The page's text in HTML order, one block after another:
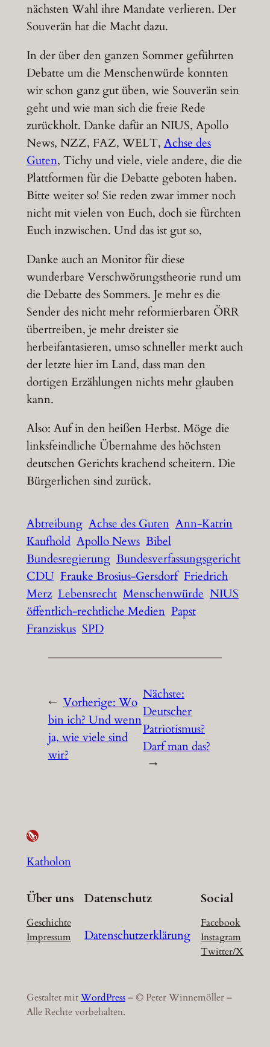
nächsten Wahl ihre Mandate verlieren. Der
Souverän hat die Macht dazu.
In der über den ganzen Sommer geführten
Debatte um die Menschenwürde konnten
wir schon ganz gut üben, wie Souverän sein
geht und wie man sich die freie Rede
zurückholt. Danke dafür an NIUS, Apollo
News, NZZ, FAZ, WELT, Achse des
Guten, Tichy und viele, viele andere, die die
Plattformen für die Debatte geboten haben.
Bitte weiter so! Sie reden zwar immer noch
nicht mit vielen von Euch, doch sie fürchten
Euch inzwischen. Und das ist gut so,
Danke auch an Monitor für diese
wunderbare Verschwörungstheorie rund um
die Debatte des Sommers. Je mehr es die
Sender des nicht mehr reformierbaren ÖRR
übertreiben, je mehr dreister sie
herbeifantasieren, umso schneller merkt auch
der letzte hier im Land, dass man den
dortigen Erzählungen nichts mehr glauben
kann.
Also: Auf in den heißen Herbst. Möge die
linksfeindliche Übernahme des höchsten
deutschen Gerichts krachend scheitern. Die
Bürgerlichen sind zurück.
Abtreibung Achse des Guten Ann-Katrin
Kaufhold Apollo News Bibel
Bundesregierung Bundesverfassungsgericht
CDU Frauke Brosius-Gersdorf Friedrich
Merz Lebensrecht Menschenwürde NIUS
öffentlich-rechtliche Medien Papst
Franziskus SPD
← Vorherige:Wo
bin ich? Und wenn
ja, wie viele sind
wir?
Nächste:
Deutscher
Patriotismus?
Darf man das?
→
Katholon
Über uns
Geschichte
Impressum
Datenschutz
Datenschutzerklärung
Social
Facebook
Instagram
Twitter/X
Gestaltet mitWordPress– © Peter Winnemöller –
Alle Rechte vorbehalten.